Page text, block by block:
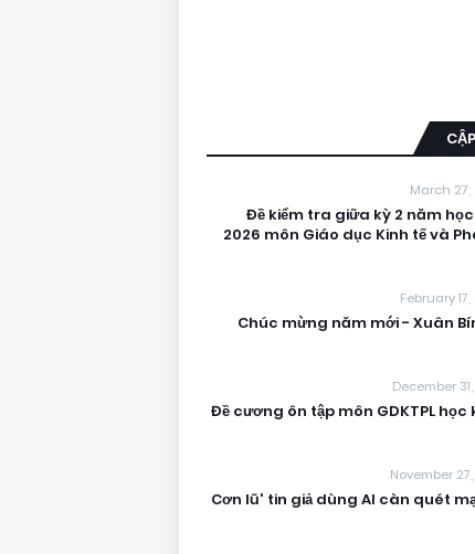
March
Đề kiểm tra giữa kỳ 2 năm
2026 môn Giáo dục Kinh tế và
February
Chúc mừng năm mới - Xuân
December
Đề cương ôn tập môn GDKTPL học
November
'Cơn lũ' tin giả dùng AI càn quét